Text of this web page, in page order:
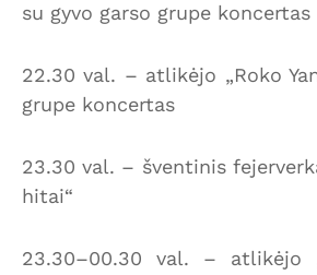
su gyvo garso grupe koncertas
22.30 val. – atlikėjo „Roko
grupe koncertas
23.30 val. – šventinis
hitai“
23.30–00.30 val. – atlikėjo